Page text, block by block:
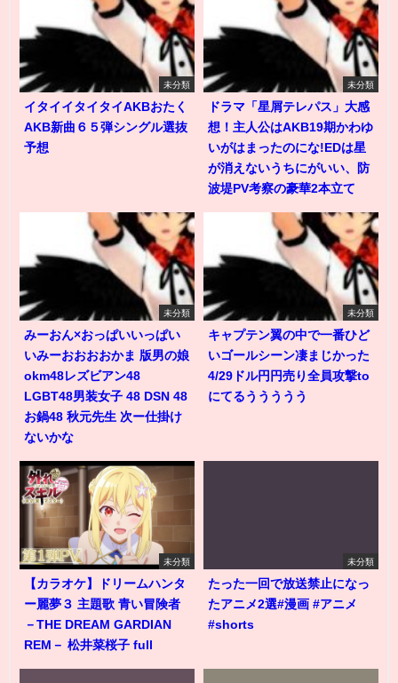
未分類
イタイイタイタイAKBおたく
AKB新曲６５弾シングル選抜
予想
未分類
ドラマ「星屑テレパス」大感
想！主人公はAKB19期かわゆ
いがはまったのにな!EDは星
が消えないうちにがいい、防
波堤PV考察の豪華2本立て
未分類
みーおん×おっぱいいっぱい
いみーおおおおかま 版男の娘
okm48レズビアン48
LGBT48男装女子 48 DSN 48
お鍋48 秋元先生 次ー仕掛け
ないかな
未分類
キャプテン翼の中で一番ひど
いゴールシーン凄まじかった
4/29ドル円円売り全員攻撃to
にてるううううう
未分類
【カラオケ】ドリームハンタ
ー麗夢３ 主題歌 青い冒険者
－THE DREAM GARDIAN
REM－ 松井菜桜子 full
未分類
たった一回で放送禁止になっ
たアニメ2選#漫画 #アニメ
#shorts